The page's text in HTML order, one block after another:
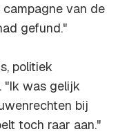
van de
gefund."
politiek
"Ik was gelijk
bij
toch raar aan."